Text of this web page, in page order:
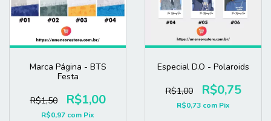
Marca Página - BTS
Festa
R$1,50 R$1,00
R$0,97 com Pix
Especial D.O - Polaroids
R$1,00 R$0,75
R$0,73 com Pix